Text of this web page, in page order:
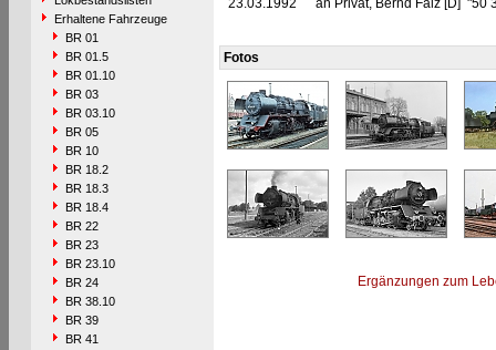
Erhaltene Fahrzeuge
BR 01
BR 01.5
BR 01.10
BR 03
BR 03.10
BR 05
BR 10
BR 18.2
BR 18.3
BR 18.4
BR 22
BR 23
BR 23.10
BR 24
BR 38.10
BR 39
BR 41
23.03.1992
an Privat, Bernd Falz [D] "50
Fotos
Ergänzungen zum